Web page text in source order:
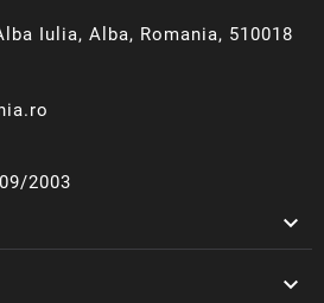
Iulia, Alba, Romania, 510018
2003

